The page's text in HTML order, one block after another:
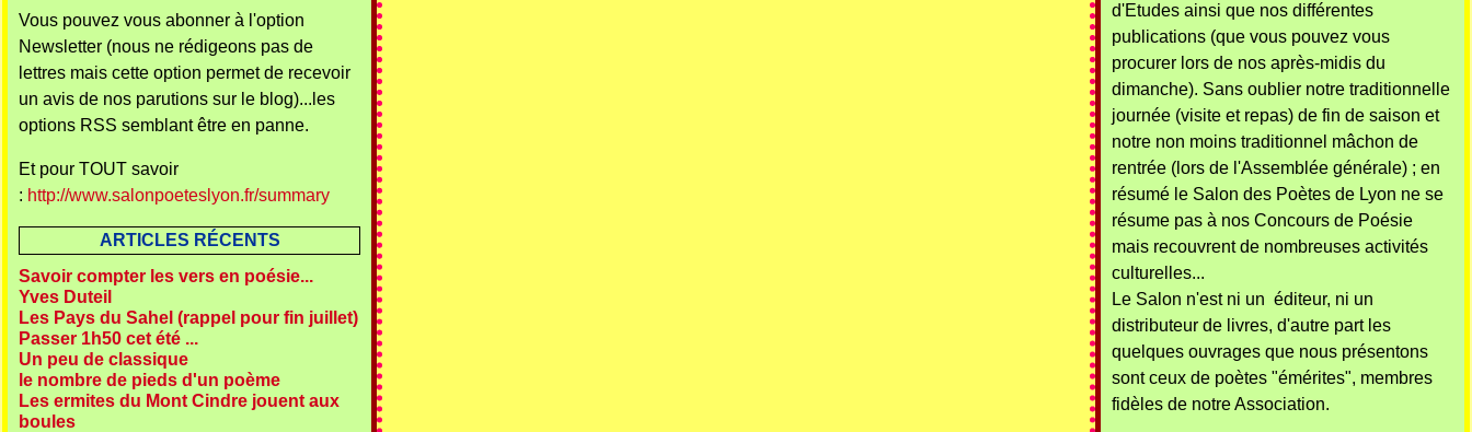
Vous pouvez vous abonner à l'option
Newsletter (nous ne rédigeons pas de
lettres mais cette option permet de recevoir
un avis de nos parutions sur le blog)...les
options RSS semblant être en panne.
Et pour TOUT savoir
: http://www.salonpoeteslyon.fr/summary
ARTICLES RÉCENTS
Savoir compter les vers en poésie...
Yves Duteil
Les Pays du Sahel (rappel pour fin juillet)
Passer 1h50 cet été ...
Un peu de classique
le nombre de pieds d'un poème
Les ermites du Mont Cindre jouent aux
boules
d'Etudes ainsi que nos différentes
publications (que vous pouvez vous
procurer lors de nos après-midis du
dimanche). Sans oublier notre traditionnelle
journée (visite et repas) de fin de saison et
notre non moins traditionnel mâchon de
rentrée (lors de l'Assemblée générale) ; en
résumé le Salon des Poètes de Lyon ne se
résume pas à nos Concours de Poésie
mais recouvrent de nombreuses activités
culturelles...
Le Salon n'est ni un éditeur, ni un
distributeur de livres, d'autre part les
quelques ouvrages que nous présentons
sont ceux de poètes "émérites", membres
fidèles de notre Association.